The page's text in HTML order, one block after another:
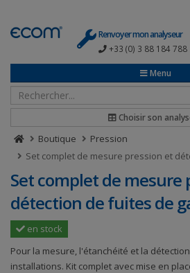
Renvoyer mon analyseur
+33 (0) 3 88 184 788
Menu
Choisir son
Boutique
Pression
Set complet de mesure pression et
Set complet de mesure
détection de fuites de
en stock
Pour la mesure, l'étanchéité et la
installations. Kit complet avec mise en